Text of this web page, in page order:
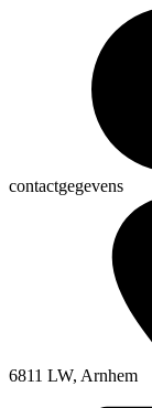
contactgegevens
6811 LW, Arnhem